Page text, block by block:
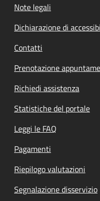
Note legali
Dichiarazione di
Contatti
Prenotazione
Richiedi assistenza
Statistiche del portale
Leggi le FAQ
Pagamenti
Riepilogo valutazioni
Segnalazione disservizio